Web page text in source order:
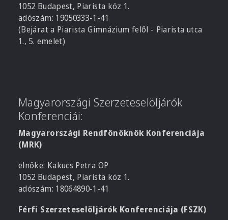
1052 Budapest, Piarista köz 1.
adószám: 19050333-1-41
(Bejárat a Piarista Gimnázium felől - Piarista utca
1., 5. emelet)
Magyarországi Szerzeteselöljárók
Konferenciái:
Magyarországi Rendfőnöknők Konferenciája
(MRK)
elnöke: Kakucs Petra OP
1052 Budapest, Piarista köz 1.
adószám: 18064890-1-41
Férfi Szerzeteselöljárók Konferenciája (FSZK)